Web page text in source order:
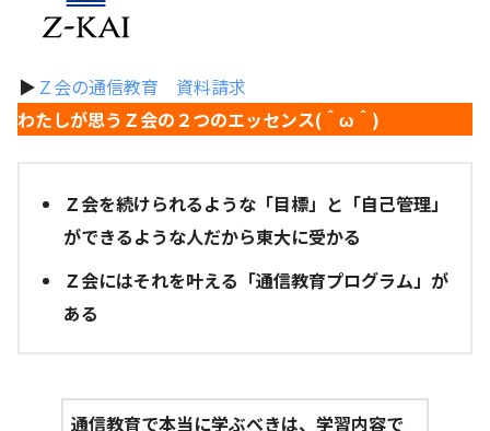
▶ Ｚ会の通信教育 資料請求
わたしが思うＺ会の２つのエッセンス(＾ω＾)
Ｚ会を続けられるような「目標」と「自己管理」
ができるような人だから東大に受かる
Ｚ会にはそれを叶える「通信教育プログラム」が
ある
通信教育で本当に学ぶべきは、学習内容で